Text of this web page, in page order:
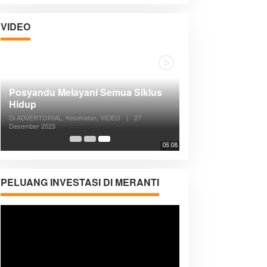
VIDEO
05:08
Posyandu Melayani Semua Siklus
Hidup
Di ADVERTORIAL, Kesehatan, VIDEO |
27
Desember 2023
PELUANG INVESTASI DI MERANTI
Pemutar